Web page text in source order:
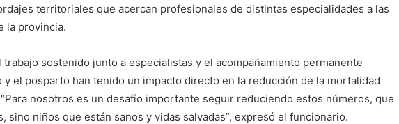
territoriales que acercan profesionales de distintas especialidades a las
la provincia.
sostenido junto a especialistas y el acompañamiento permanente
el posparto han tenido un impacto directo en la reducción de la mortalidad
nosotros es un desafío importante seguir reduciendo estos números, que
sino niños que están sanos y vidas salvadas”, expresó el funcionario.